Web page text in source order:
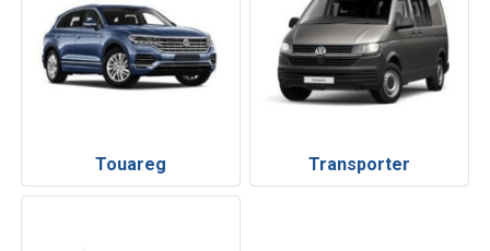
Touareg Transporter